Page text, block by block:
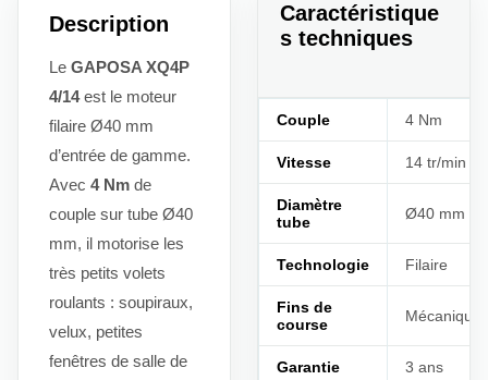
Description
Le GAPOSA XQ4P
4/14est le moteur
filaire Ø40 mm
d’entrée de gamme.
Avec 4 Nm de
couple sur tube Ø40
mm, il motorise les
très petits volets
roulants : soupiraux,
velux, petites
fenêtres de salle de
Caractéristique
s techniques
Couple 4 Nm
Vitesse 14 tr/min
Diamètre
tube
Ø40 mm
Technologie Filaire
Fins de
course
Mécaniques
Garantie 3 ans